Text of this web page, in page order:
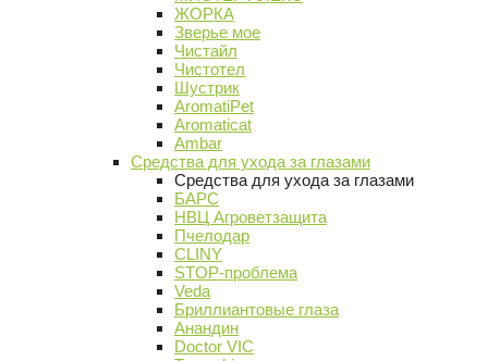
ЖОРКА
Зверье мое
Чистайл
Чистотел
Шустрик
AromatiPet
Aromaticat
Ambar
Средства для ухода за глазами
Средства для ухода за глазами
БАРС
НВЦ Агроветзащита
Пчелодар
CLINY
STOP-проблема
Veda
Бриллиантовые глаза
Анандин
Doctor VIC